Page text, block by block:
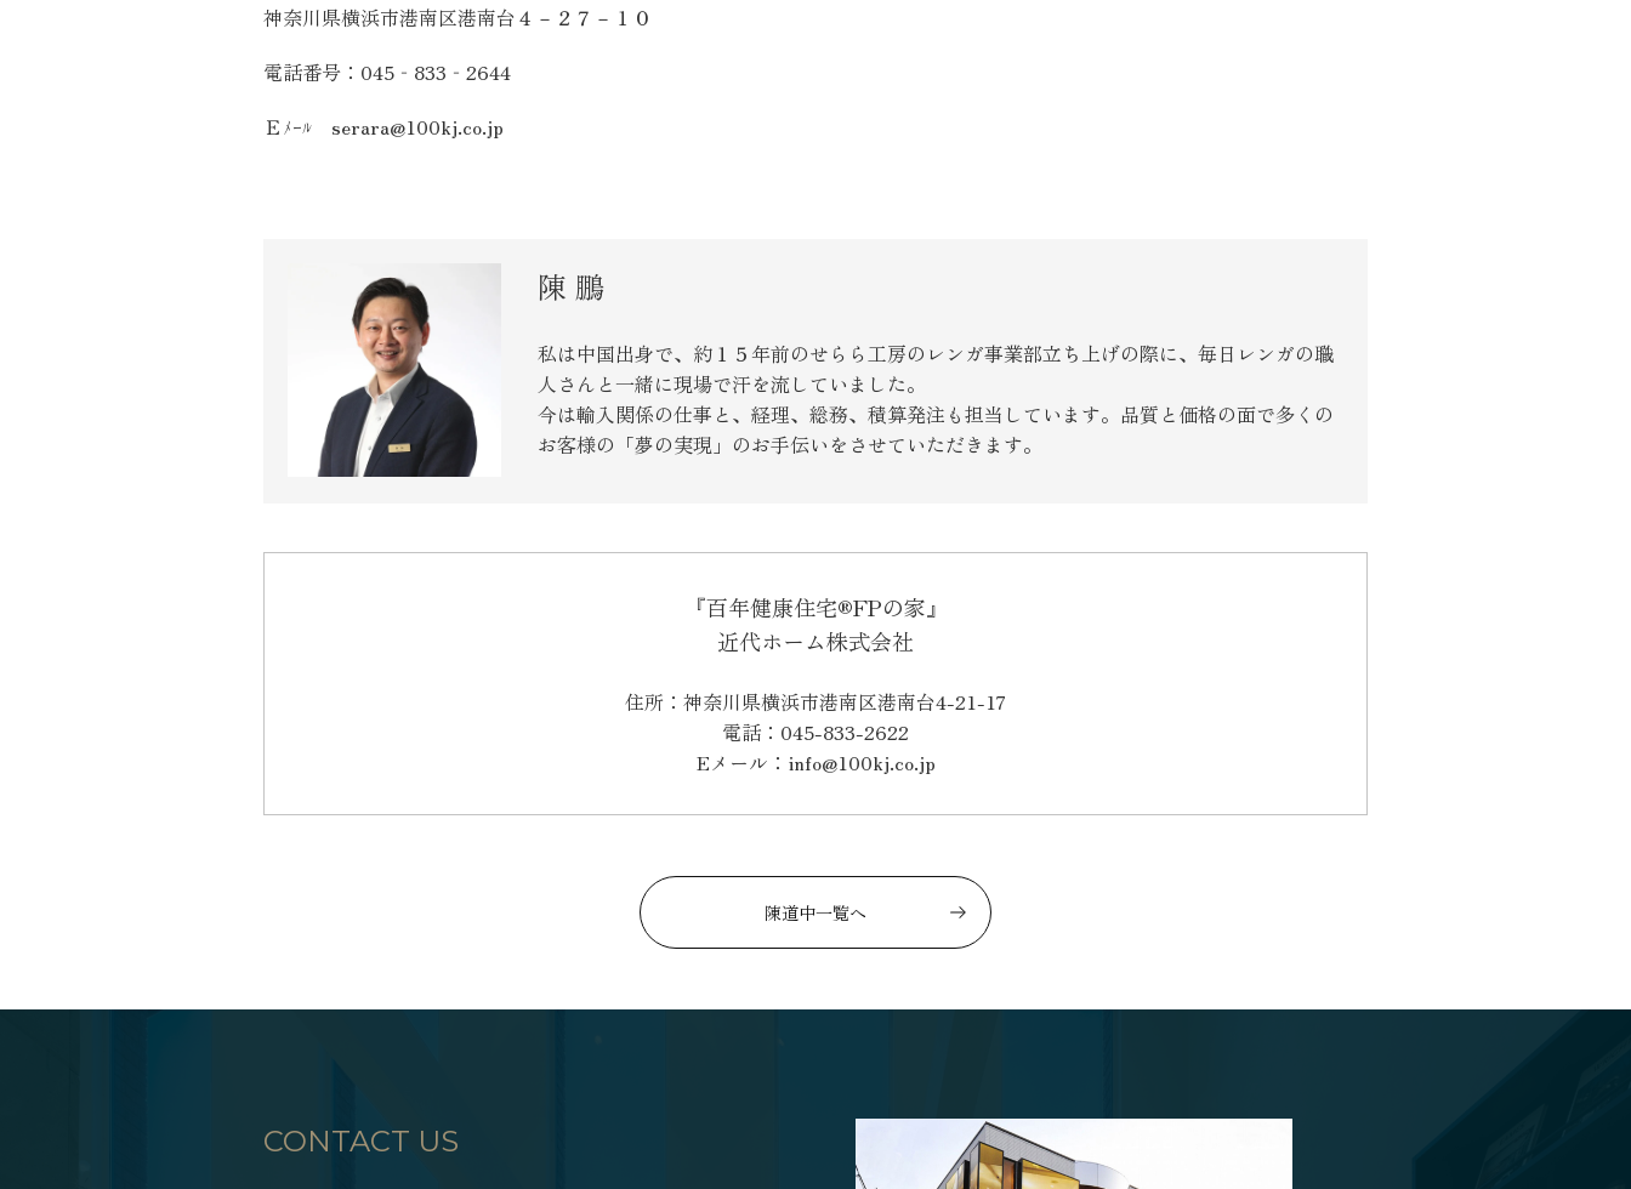
神奈川県横浜市港南区港南台４－２７－１０
電話番号： 045 ‐ 833 ‐ 2644
Ｅﾒｰﾙ serara@100kj.co.jp
陳 鵬
私は中国出身で、約１５年前のせらら工房のレンガ事業部立ち上げの際に、毎日レンガの職
人さんと一緒に現場で汗を流していました。
今は輸入関係の仕事と、経理、総務、積算発注も担当しています。品質と価格の面で多くの
お客様の「夢の実現」のお手伝いをさせていただきます。
『百年健康住宅®FPの家』
近代ホーム株式会社
住所：神奈川県横浜市港南区港南台4-21-17
電話：045-833-2622
Eメール：info@100kj.co.jp
陳道中一覧へ
CONTACT US